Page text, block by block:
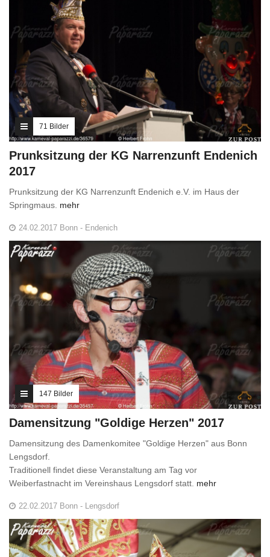
71 Bilder
Prunksitzung der KG Narrenzunft Endenich
2017
Prunksitzung der KG Narrenzunft Endenich e.V. im Haus der
Springmaus. mehr
24.02.2017 Bonn - Endenich
147 Bilder
Damensitzung "Goldige Herzen" 2017
Damensitzung des Damenkomitee "Goldige Herzen" aus Bonn
Lengsdorf.
Traditionell findet diese Veranstaltung am Tag vor
Weiberfastnacht im Vereinshaus Lengsdorf statt. mehr
22.02.2017 Bonn - Lengsdorf